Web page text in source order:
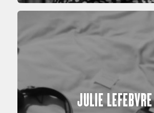
JULIE LEFEBVRE